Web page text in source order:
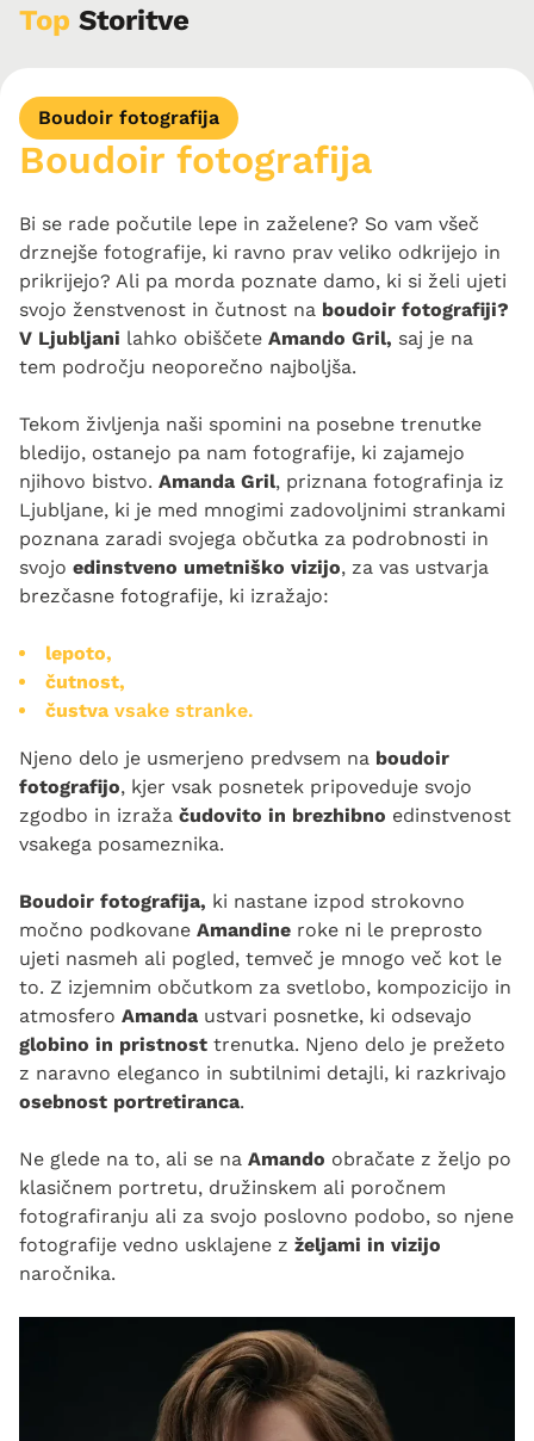
Prikaži telefon
Prikaži Email
Prikaži spletno stran
Facebook Instagram
Top Storitve
Boudoir fotografija
Boudoir fotografija
Bi se rade počutile lepe in zaželene? So vam všeč
drznejše fotografije, ki ravno prav veliko odkrijejo in
prikrijejo? Ali pa morda poznate damo, ki si želi ujeti
svojo ženstvenost in čutnost na boudoir fotografiji?
V Ljubljani lahko obiščete Amando Gril, saj je na
tem področju neoporečno najboljša.
Tekom življenja naši spomini na posebne trenutke
bledijo, ostanejo pa nam fotografije, ki zajamejo
njihovo bistvo. Amanda Gril, priznana fotografinja iz
Ljubljane, ki je med mnogimi zadovoljnimi strankami
poznana zaradi svojega občutka za podrobnosti in
svojo edinstveno umetniško vizijo, za vas ustvarja
brezčasne fotografije, ki izražajo:
lepoto,
čutnost,
čustva vsake stranke.
Njeno delo je usmerjeno predvsem na boudoir
fotografijo, kjer vsak posnetek pripoveduje svojo
zgodbo in izraža čudovito in brezhibno edinstvenost
vsakega posameznika.
Boudoir fotografija, ki nastane izpod strokovno
močno podkovane Amandine roke ni le preprosto
ujeti nasmeh ali pogled, temveč je mnogo več kot le
to. Z izjemnim občutkom za svetlobo, kompozicijo in
atmosfero Amanda ustvari posnetke, ki odsevajo
globino in pristnost trenutka. Njeno delo je prežeto
z naravno eleganco in subtilnimi detajli, ki razkrivajo
osebnost portretiranca.
Ne glede na to, ali se na Amando obračate z željo po
klasičnem portretu, družinskem ali poročnem
fotografiranju ali za svojo poslovno podobo, so njene
fotografije vedno usklajene z željami in vizijo
naročnika.